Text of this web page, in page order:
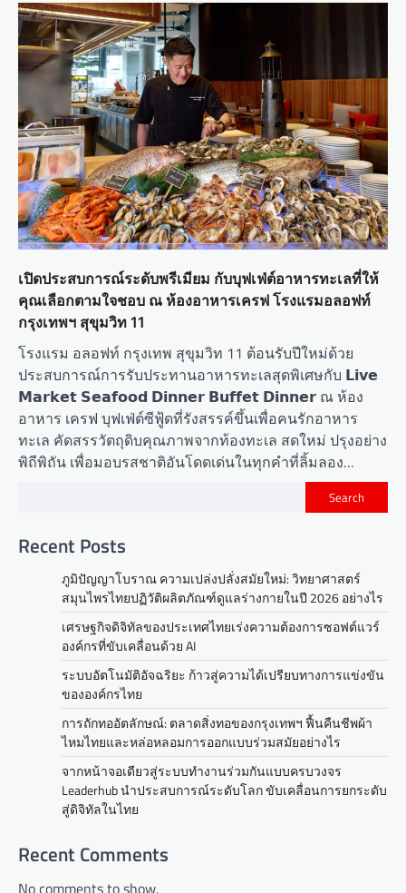
เปิดประสบการณ์ระดับพรีเมียม กับบุฟเฟ่ต์อาหารทะเลที่ให้
คุณเลือกตามใจชอบ ณ ห้องอาหารเครฟ โรงแรมอลอฟท์
กรุงเทพฯ สุขุมวิท 11
โรงแรม อลอฟท์ กรุงเทพ สุขุมวิท 11 ต้อนรับปีใหม่ด้วย
ประสบการณ์การรับประทานอาหารทะเลสุดพิเศษกับ 𝗟𝗶𝘃𝗲
𝗠𝗮𝗿𝗸𝗲𝘁 𝗦𝗲𝗮𝗳𝗼𝗼𝗱 𝗗𝗶𝗻𝗻𝗲𝗿 𝗕𝘂𝗳𝗳𝗲𝘁 𝗗𝗶𝗻𝗻𝗲𝗿 ณ ห้อง
อาหาร เครฟ บุฟเฟ่ต์ซีฟู้ดที่รังสรรค์ขึ้นเพื่อคนรักอาหาร
ทะเล คัดสรรวัตถุดิบคุณภาพจากท้องทะเล สดใหม่ ปรุงอย่าง
พิถีพิถัน เพื่อมอบรสชาติอันโดดเด่นในทุกคำที่ลิ้มลอง…
Search
Recent Posts
ภูมิปัญญาโบราณ ความเปล่งปลั่งสมัยใหม่: วิทยาศาสตร์
สมุนไพรไทยปฏิวัติผลิตภัณฑ์ดูแลร่างกายในปี 2026 อย่างไร
เศรษฐกิจดิจิทัลของประเทศไทยเร่งความต้องการซอฟต์แวร์
องค์กรที่ขับเคลื่อนด้วย AI
ระบบอัตโนมัติอัจฉริยะ ก้าวสู่ความได้เปรียบทางการแข่งขัน
ขององค์กรไทย
การถักทออัตลักษณ์: ตลาดสิ่งทอของกรุงเทพฯ ฟื้นคืนชีพผ้า
ไหมไทยและหล่อหลอมการออกแบบร่วมสมัยอย่างไร
จากหน้าจอเดียวสู่ระบบทำงานร่วมกันแบบครบวงจร
Leaderhub นำประสบการณ์ระดับโลก ขับเคลื่อนการยกระดับ
สู่ดิจิทัลในไทย
Recent Comments
No comments to show.